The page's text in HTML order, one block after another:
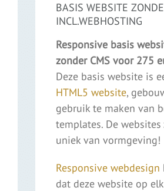
BASIS WEBSITE
INCL.WEBHOSTING
Responsive basis
zonder CMS voor 275
Deze basis website is
HTML5 website,
gebruik te maken van
templates. De
uniek van vormgeving!
Responsive webdesign
dat deze website op